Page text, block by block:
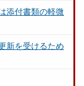
添付書類の軽微
新を受けるため